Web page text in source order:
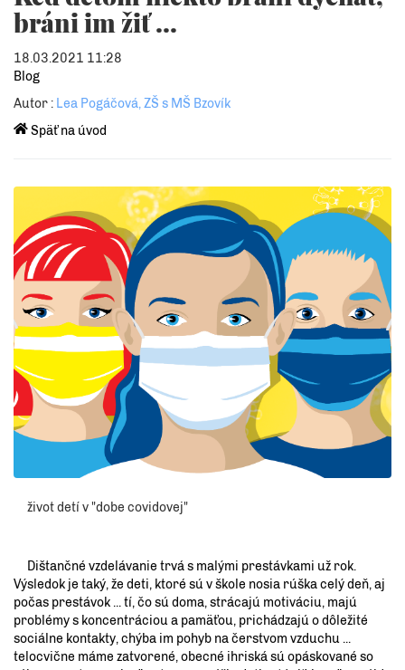
bráni im žiť ...
18.03.2021 11:28
Blog
Autor : Lea Pogáčová, ZŠ s MŠ Bzovík
Späť na úvod
život detí v "dobe covidovej"
Dištančné vzdelávanie trvá s malými prestávkami už rok.
Výsledok je taký, že deti, ktoré sú v škole nosia rúška celý deň, aj
počas prestávok ... tí, čo sú doma, strácajú motiváciu, majú
problémy s koncentráciou a pamäťou, prichádzajú o dôležité
sociálne kontakty, chýba im pohyb na čerstvom vzduchu ...
telocvične máme zatvorené, obecné ihriská sú opáskované so